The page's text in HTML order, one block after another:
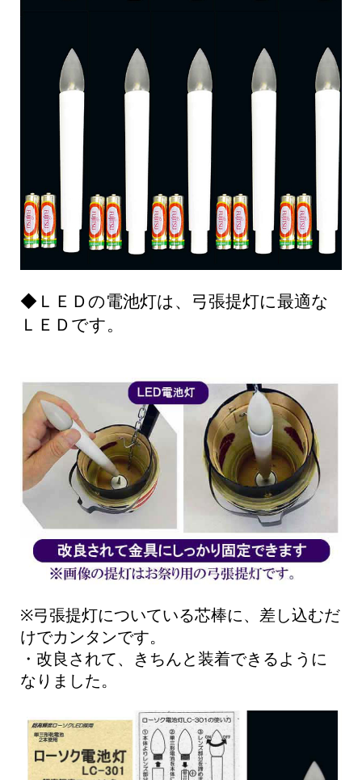
◆ＬＥＤの電池灯は、弓張提灯に最適な
ＬＥＤです。
※弓張提灯についている芯棒に、差し込むだ
けでカンタンです。
・改良されて、きちんと装着できるように
なりました。